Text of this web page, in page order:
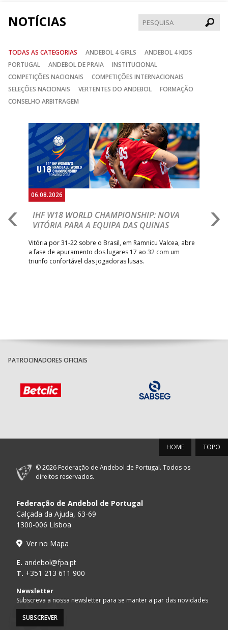
NOTÍCIAS
TODAS AS CATEGORIAS ANDEBOL 4 GIRLS
ANDEBOL 4 KIDS
PORTUGAL
ANDEBOL DE PRAIA
INSTITUCIONAL
COMPETIÇÕES NACIONAIS
COMPETIÇÕES INTERNACIONAIS
SELEÇÕES NACIONAIS
VERTENTES DO ANDEBOL
FORMAÇÃO
CONSELHO ARBITRAGEM
06.08.2026
IHF W18 WORLD CHAMPIONSHIP: NOVA
VITÓRIA PARA A EQUIPA DAS QUINAS
Vitória por 31-22 sobre o Brasil, em Ramnicu Valcea, abre
a fase de apuramento dos lugares 17 ao 32 com um
triunfo confortável das jogadoras lusas.
Anterior
PATROCINADORES OFICIAIS
TOPO
HOME
© 2026 Federação de Andebol de Portugal. Todos os
direitos reservados.
Federação de Andebol de Portugal
Calçada da Ajuda, 63-69
1300-006 Lisboa
Ver no Mapa
E. andebol@fpa.pt
T. +351 213 611 900
Newsletter
Subscreva a nossa newsletter para se manter a par das novidades
SUBSCREVER